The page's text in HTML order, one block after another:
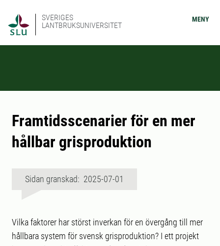
SVERIGES
LANTBRUKSUNIVERSITET
MENY
Framtidsscenarier för en mer
hållbar grisproduktion
Sidan granskad: 2025-07-01
Vilka faktorer har störst inverkan för en övergång till mer
hållbara system för svensk grisproduktion? I ett projekt